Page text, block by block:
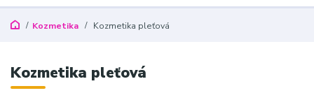
Kozmetika Kozmetika pleťová
Kozmetika pleťová